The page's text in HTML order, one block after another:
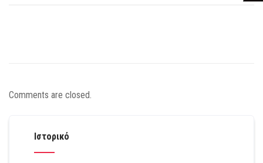
Comments are closed.
Ιστορικό